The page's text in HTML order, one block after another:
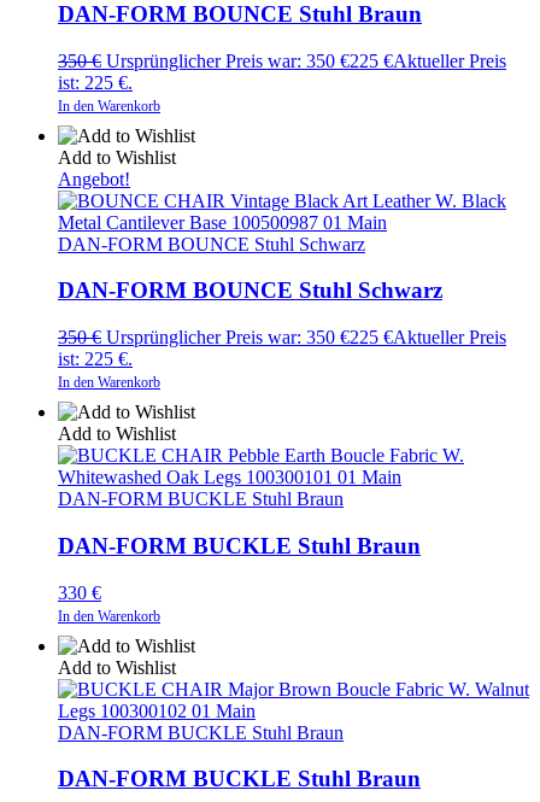
DAN-FORM BOUNCE Stuhl Braun
350€ Ursprünglicher Preis war: 350 €225 €Aktueller Preis
ist: 225 €.
In den Warenkorb
Add to Wishlist
Angebot!
DAN-FORM BOUNCE Stuhl Schwarz
DAN-FORM BOUNCE Stuhl Schwarz
350€ Ursprünglicher Preis war: 350 €225 €Aktueller Preis
ist: 225 €.
In den Warenkorb
Add to Wishlist
DAN-FORM BUCKLE Stuhl Braun
DAN-FORM BUCKLE Stuhl Braun
330 €
In den Warenkorb
Add to Wishlist
DAN-FORM BUCKLE Stuhl Braun
DAN-FORM BUCKLE Stuhl Braun